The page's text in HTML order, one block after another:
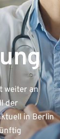
weiter an
der
in Berlin